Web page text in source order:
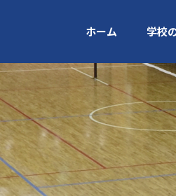
ホーム 学校